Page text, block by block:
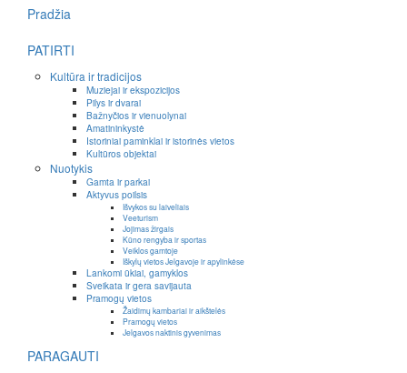
Pradžia
PATIRTI
Kultūra ir tradicijos
Muziejai ir ekspozicijos
Pilys ir dvarai
Bažnyčios ir vienuolynai
Amatininkystė
Istoriniai paminklai ir istorinės vietos
Kultūros objektai
Nuotykis
Gamta ir parkai
Aktyvus poilsis
Išvykos su laiveliais
Veeturism
Jojimas žirgais
Kūno rengyba ir sportas
Veiklos gamtoje
Iškylų vietos Jelgavoje ir apylinkėse
Lankomi ūkiai, gamyklos
Sveikata ir gera savijauta
Pramogų vietos
Žaidimų kambariai ir aikštelės
Pramogų vietos
Jelgavos naktinis gyvenimas
PARAGAUTI